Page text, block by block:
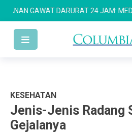
GAWAT DARURAT 24 JAM: MEDAN:
KESEHATAN
Jenis-Jenis Radang
Gejalanya